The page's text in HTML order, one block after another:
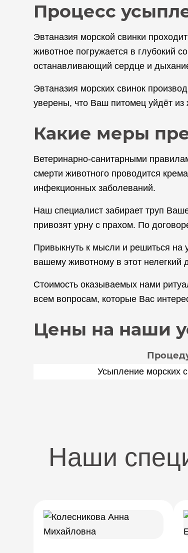
Процесс
Эвтаназия морской свинки
животное погружается в глубокий
останавливающий сердце и
Эвтаназия морских свинок
уверены, что Ваш питомец уйдёт
Какие меры
Ветеринарно-санитарными
смерти животного проводится
инфекционных заболеваний.
Наш специалист забирает труп
привозят урну с прахом. По
Привыкнуть к мысли и решиться на
вашему животному в этот нелегкий
Стоимость оказываемых нами
всем вопросам, которые Вас
Цены на наши
Усыпление морских
Наши